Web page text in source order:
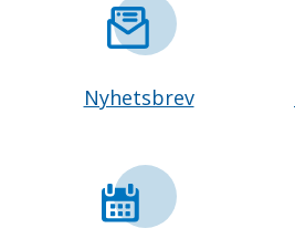
Nyhetsbrev